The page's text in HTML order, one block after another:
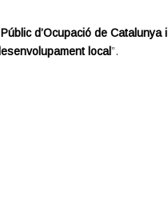
d’Ocupació de Catalunya i
local”.